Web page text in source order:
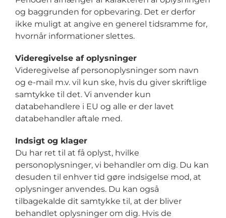
og baggrunden for opbevaring. Det er derfor
ikke muligt at angive en generel tidsramme for,
hvornår informationer slettes.
Videregivelse af oplysninger
Videregivelse af personoplysninger som navn
og e-mail m.v. vil kun ske, hvis du giver skriftlige
samtykke til det. Vi anvender kun
databehandlere i EU og alle er der lavet
databehandler aftale med.
Indsigt og klager
Du har ret til at få oplyst, hvilke
personoplysninger, vi behandler om dig. Du kan
desuden til enhver tid gøre indsigelse mod, at
oplysninger anvendes. Du kan også
tilbagekalde dit samtykke til, at der bliver
behandlet oplysninger om dig. Hvis de